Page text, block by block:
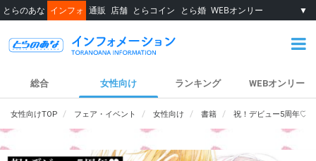
とらのあな インフォ 通販 店舗 とらコイン とら婚 WEBオンリー ▼
総合 女性向け ランキング WEBオンリー
女性向けTOP フェア・イベント 女性向け 書籍 祝！デビュー5周年♡